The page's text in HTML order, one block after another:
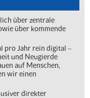
über zentrale
über kommende
pro Jahr rein digital ‒
und Neugierde
auf Menschen,
wir einen
direkter